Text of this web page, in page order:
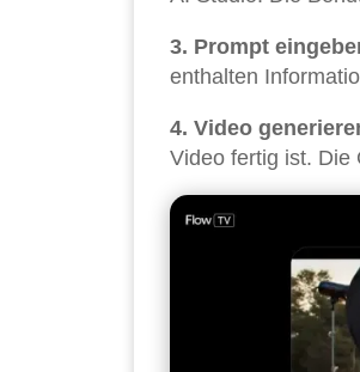
3. Prompt
enthalten
4. Video
Video fertig ist. Die